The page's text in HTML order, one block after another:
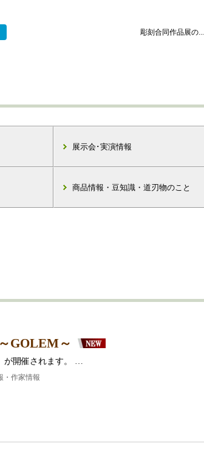
彫刻合同作品展の...
展示会･実演情報
商品情報・豆知識・道刃物のこと
GOLEM～
が開催されます。 …
・作家情報